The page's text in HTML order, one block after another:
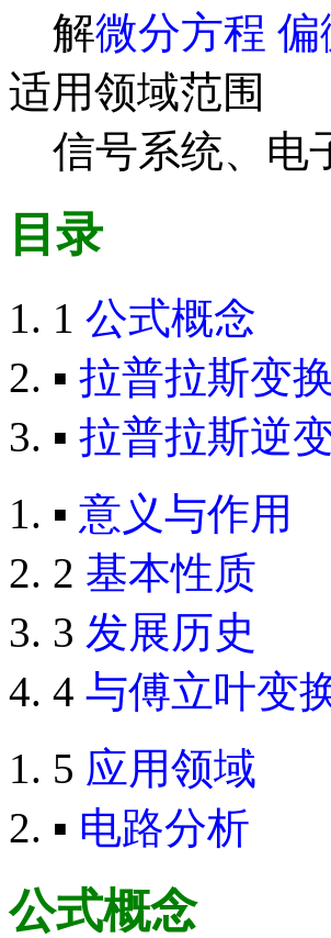
解微分方程 偏
适用领域范围
信号系统、电
目录
1 公式概念
▪ 拉普拉斯变
▪ 拉普拉斯逆
▪ 意义与作用
2 基本性质
3 发展历史
4 与傅立叶变
5 应用领域
▪ 电路分析
公式概念